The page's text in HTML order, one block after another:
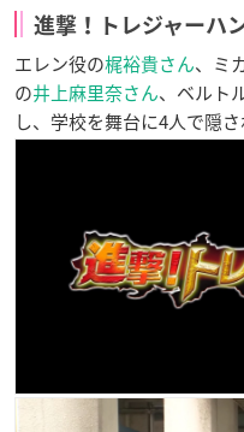
進撃！トレジャーハ
エレン役の梶裕貴さん、ミ
の井上麻里奈さん、ベルト
し、学校を舞台に4人で隠